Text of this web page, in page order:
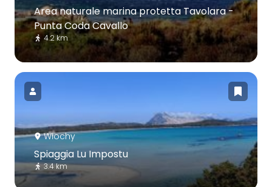
Area naturale marina protetta Tavolara -
Punta Coda Cavallo
4.2 km
Włochy
Spiaggia Lu Impostu
3.4 km